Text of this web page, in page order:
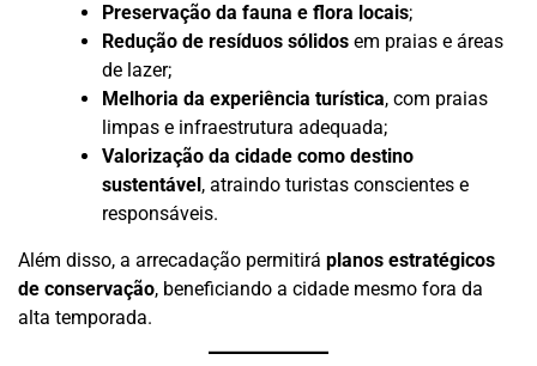
Preservação da fauna e flora locais;
Redução de resíduos sólidos em praias e áreas
de lazer;
Melhoria da experiência turística, com praias
limpas e infraestrutura adequada;
Valorização da cidade como destino
sustentável , atraindo turistas conscientes e
responsáveis.
Além disso, a arrecadação permitirá planos estratégicos
de conservação, beneficiando a cidade mesmo fora da
alta temporada.